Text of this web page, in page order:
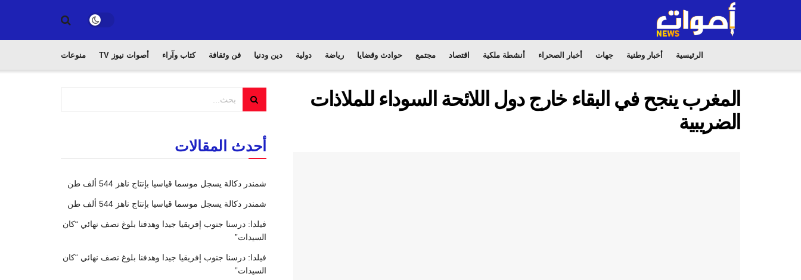
الرئيسية أخبار وطنية جهات أخبار الصحراء أنشطة ملكية اقتصاد مجتمع حوادث وقضايا رياضة دولية دين ودنيا فن وثقافة كتاب وآراء أصوات نيوز TV منوعات
المغرب ينجح في البقاء خارج دول اللائحة السوداء للملاذات
الضريبية
أحدث المقالات
شمندر دكالة يسجل موسما قياسيا بإنتاج ناهز 544 ألف طن
شمندر دكالة يسجل موسما قياسيا بإنتاج ناهز 544 ألف طن
فيلدا: درسنا جنوب إفريقيا جيدا وهدفنا بلوغ نصف نهائي “كان
السيدات”
فيلدا: درسنا جنوب إفريقيا جيدا وهدفنا بلوغ نصف نهائي “كان
السيدات”